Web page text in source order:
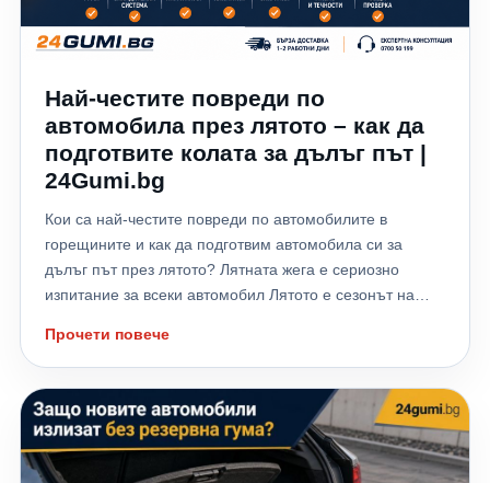
Най-честите повреди по
автомобила през лятото – как да
подготвите колата за дълъг път |
24Gumi.bg
Кои са най-честите повреди по автомобилите в
горещините и как да подготвим автомобила си за
дълъг път през лятото? Лятната жега е сериозно
изпитание за всеки автомобил Лятото е сезонът на
които много шофьори изминават към морето,
планината или чужбина. Високите температури обаче
не натоварват само водача – те поставят на сериозно
изпитание всички системи на автомобила. Всяка
година хиляди автомобили аварират именно през
летните месеци заради прегряване на двигателя,
Прочети повече